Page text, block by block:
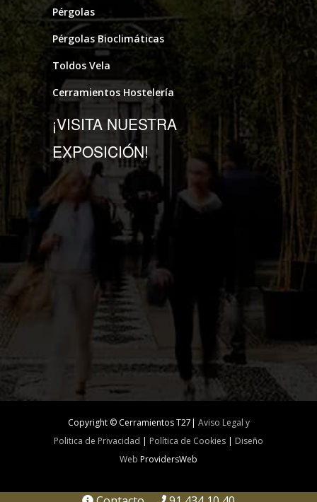
Pérgolas
Pérgolas Bioclimáticas
Toldos Vela
Cerramientos Hostelería
¡VISITA NUESTRA
EXPOSICIÓN!
Copyright © Cerramientos T27| Aviso Legal y
Politica de Privacidad | Política de Cookies | Diseño
Web ProvidersWeb